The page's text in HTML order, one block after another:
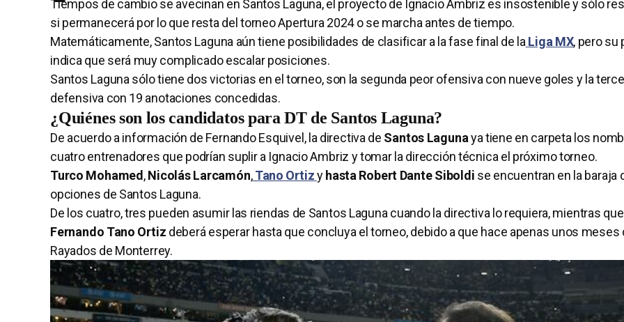
Tiempos de cambio se avecinan en Santos Laguna, el proyecto de Ignacio Ambriz es insostenible y sólo
si permanecerá por lo que resta del torneo Apertura 2024 o se marcha antes de tiempo.
Matemáticamente, Santos Laguna aún tiene posibilidades de clasificar a la fase final de la Liga MX, pero su
indica que será muy complicado escalar posiciones.
Santos Laguna sólo tiene dos victorias en el torneo, son la segunda peor ofensiva con nueve goles y la
defensiva con 19 anotaciones concedidas.
¿Quiénes son los candidatos para DT de Santos Laguna?
De acuerdo a información de Fernando Esquivel, la directiva de Santos Lagunaya tiene en carpeta los
cuatro entrenadores que podrían suplir a Ignacio Ambriz y tomar la dirección técnica el próximo torneo.
Turco Mohamed ,Nicolás Larcamón,Tano Ortizyhasta Robert Dante Siboldi se encuentran en la baraja
opciones de Santos Laguna.
De los cuatro, tres pueden asumir las riendas de Santos Laguna cuando la directiva lo requiera, mientras que
Fernando Tano Ortiz deberá esperar hasta que concluya el torneo, debido a que hace apenas unos meses
Rayados de Monterrey.